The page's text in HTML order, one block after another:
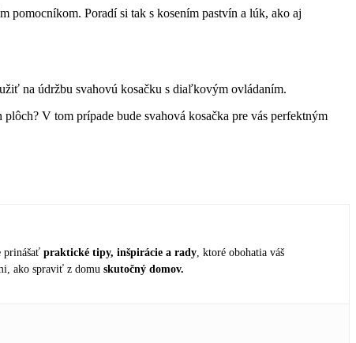
pomocníkom. Poradí si tak s kosením pastvín a lúk, ako aj
na údržbu svahovú kosačku s diaľkovým ovládaním.
V tom prípade bude svahová kosačka pre vás perfektným
prinášať praktické tipy, inšpirácie a rady , ktoré obohatia váš
ako spraviť z domu skutočný domov.